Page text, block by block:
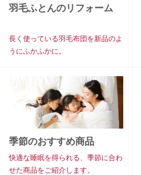
羽毛ふとんのリフォーム
長く使っている羽毛布団を新品のよ
うにふかふかに。
季節のおすすめ商品
快適な睡眠を得られる、季節に合わ
せた商品をご紹介します。